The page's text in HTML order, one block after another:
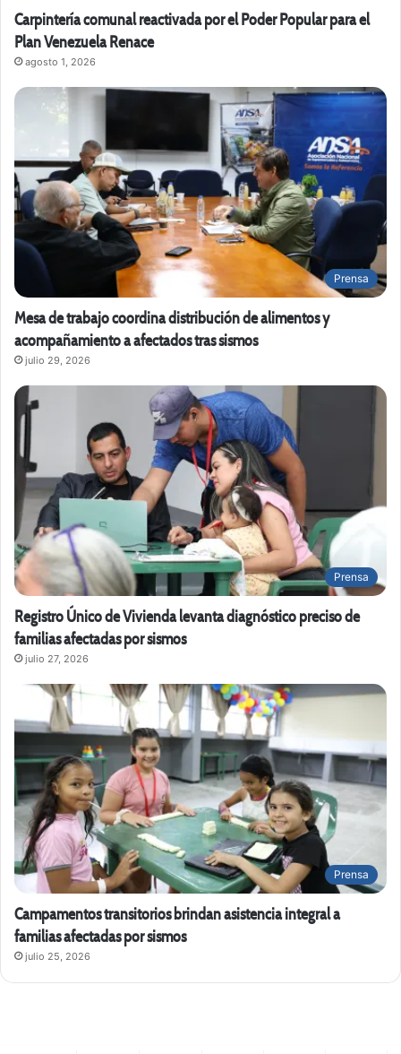
Carpintería comunal reactivada por el Poder Popular para el
Plan Venezuela Renace
agosto 1, 2026
Prensa
Mesa de trabajo coordina distribución de alimentos y
acompañamiento a afectados tras sismos
julio 29, 2026
Prensa
Registro Único de Vivienda levanta diagnóstico preciso de
familias afectadas por sismos
julio 27, 2026
Prensa
Campamentos transitorios brindan asistencia integral a
familias afectadas por sismos
julio 25, 2026